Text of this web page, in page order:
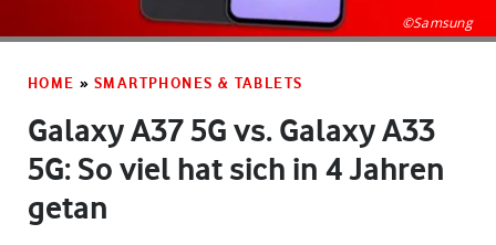
©Samsung
HOME » SMARTPHONES & TABLETS
Galaxy A37 5G vs. Galaxy A33
5G: So viel hat sich in 4 Jahren
getan